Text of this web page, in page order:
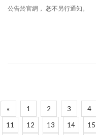
公告於官網， 恕不另行通知。
« 1 2 3 4
11
12 13 14 15